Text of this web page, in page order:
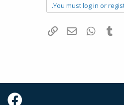
You must log in or
Pinterest
Tumblr
WhatsAppדואר אלקטרוני